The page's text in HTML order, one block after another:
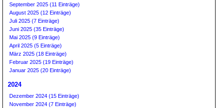
September 2025 (11 Einträge)
August 2025 (12 Einträge)
Juli 2025 (7 Einträge)
Juni 2025 (35 Einträge)
Mai 2025 (9 Einträge)
April 2025 (5 Einträge)
März 2025 (18 Einträge)
Februar 2025 (19 Einträge)
Januar 2025 (20 Einträge)
2024
Dezember 2024 (15 Einträge)
November 2024 (7 Einträge)